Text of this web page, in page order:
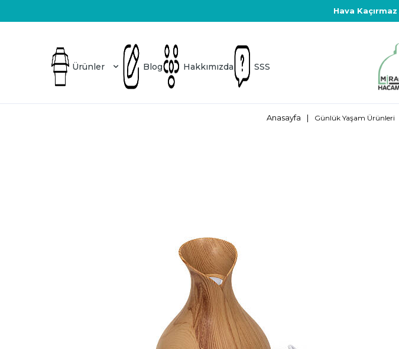
Hava Kaçırmaz
Ürünler Blog Hakkımızda SSS
Anasayfa | Günlük Yaşam Ürünleri